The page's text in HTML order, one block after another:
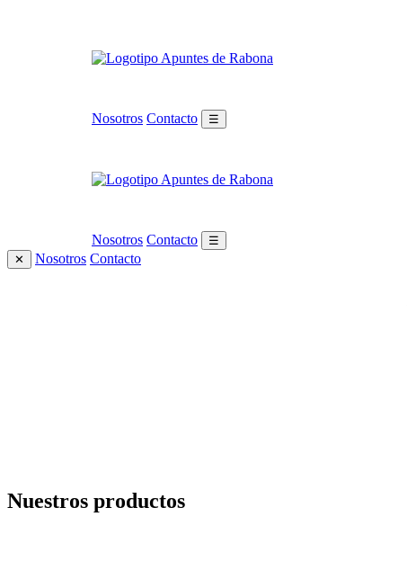
Nosotros Contacto ☰
Nosotros Contacto
☰
✕
Nosotros Contacto
Nuestros productos